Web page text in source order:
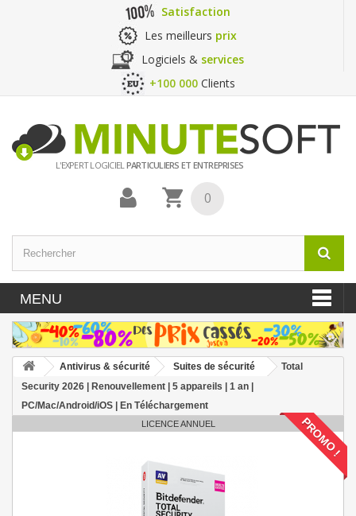
Satisfaction
Les meilleurs prix
Logiciels & services
+100 000 Clients
L'EXPERT LOGICIELPARTICULIERS ET ENTREPRISES
0
MENU
Antivirus & sécurité Suites de sécurité
Total
Security 2026 | Renouvellement | 5 appareils | 1 an |
PC/Mac/Android/iOS | En Téléchargement
LICENCE ANNUEL PROMO !